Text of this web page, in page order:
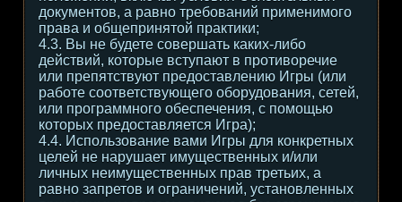
документов, а равно требований применимого
права и общепринятой практики;
4.3. Вы не будете совершать каких-либо
действий, которые вступают в противоречие
или препятствуют предоставлению Игры (или
работе соответствующего оборудования, сетей,
или программного обеспечения, с помощью
которых предоставляется Игра);
4.4. Использование вами Игры для конкретных
целей не нарушает имущественных и/или
личных неимущественных прав третьих, а
равно запретов и ограничений, установленных